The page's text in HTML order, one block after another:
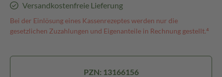
Versandkostenfreie Lieferung
Bei der Einlösung eines Kassenrezeptes werden nur die
gesetzlichen Zuzahlungen und Eigenanteile in Rechnung gestellt.⁴
PZN: 13166156